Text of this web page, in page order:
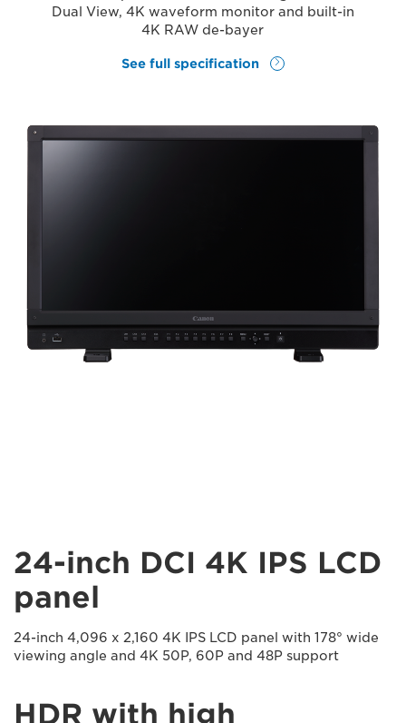
Dual View, 4K waveform monitor and built-in
4K RAW de-bayer
See full specification
24-inch DCI 4K IPS LCD
panel
24-inch 4,096 x 2,160 4K IPS LCD panel with 178° wide
viewing angle and 4K 50P, 60P and 48P support
HDR with high